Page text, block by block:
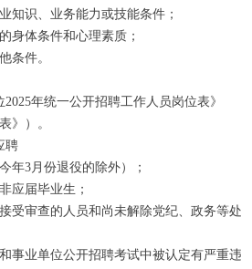
识、业务能力或技能条件；
体条件和心理素质；
件。
年统一公开招聘工作人员岗位表》
》）。
聘
3月份退役的除外）；
届毕业生；
审查的人员和尚未解除党纪、政务等处
业单位公开招聘考试中被认定有严重违